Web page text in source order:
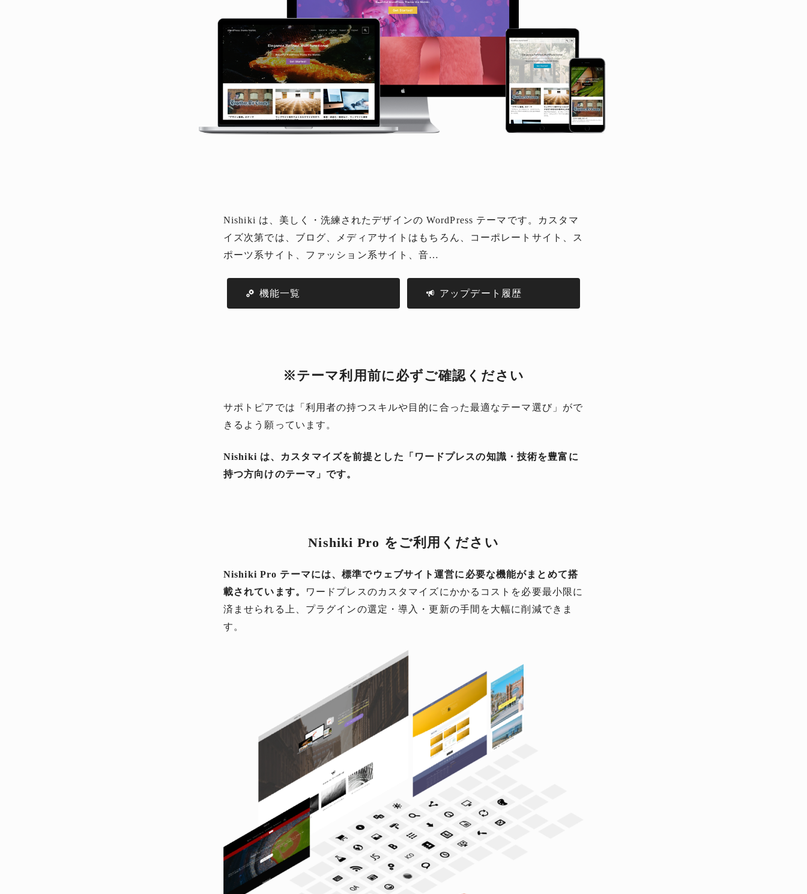
Nishiki は、美しく・洗練されたデザインの WordPress テーマです。カスタマ
イズ次第では、ブログ、メディアサイトはもちろん、コーポレートサイト、ス
ポーツ系サイト、ファッション系サイト、音…
機能一覧 アップデート履歴
※テーマ利用前に必ずご確認ください
サポトピアでは「利用者の持つスキルや目的に合った最適なテーマ選び」がで
きるよう願っています。
Nishiki は、カスタマイズを前提とした「ワードプレスの知識・技術を豊富に
持つ方向けのテーマ」です。
Nishiki Pro をご利用ください
Nishiki Pro テーマには、標準でウェブサイト運営に必要な機能がまとめて搭
載されています。
ワードプレスのカスタマイズにかかるコストを必要最小限に
済ませられる上、プラグインの選定・導入・更新の手間を大幅に削減できま
す。